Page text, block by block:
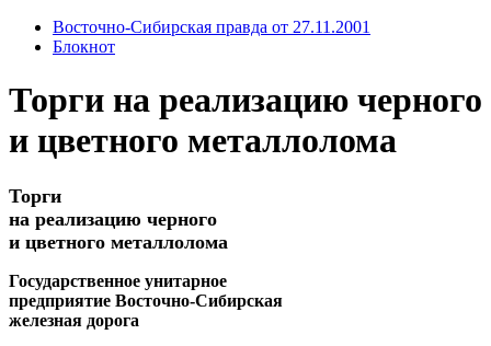
Восточно-Сибирская правда от 27.11.2001
Блокнот
Торги на реализацию черного
и цветного металлолома
Торги
на реализацию черного
и цветного металлолома
Государственное унитарное
предприятие Восточно-Сибирская
железная дорога